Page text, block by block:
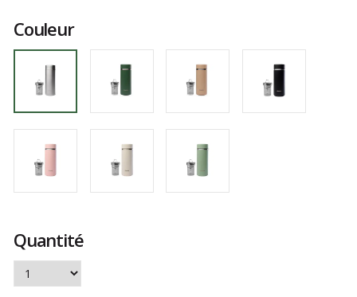
Couleur
Quantité